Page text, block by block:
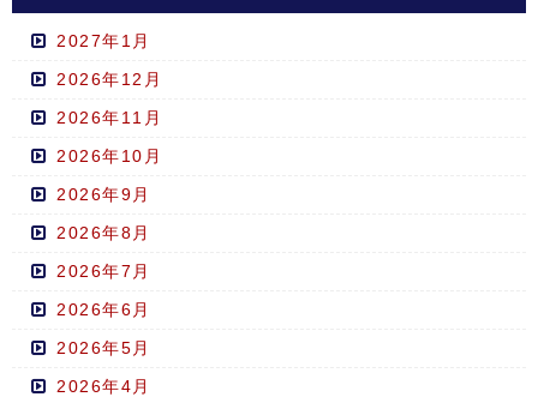
2027年1月
2026年12月
2026年11月
2026年10月
2026年9月
2026年8月
2026年7月
2026年6月
2026年5月
2026年4月